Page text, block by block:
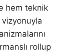
hem teknik
vizyonuyla
rollup